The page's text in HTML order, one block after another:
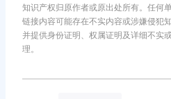
知识产权归原作者或原出处所有。任何
链接内容可能存在不实内容或涉嫌侵犯
并提供身份证明、权属证明及详细不实
理。